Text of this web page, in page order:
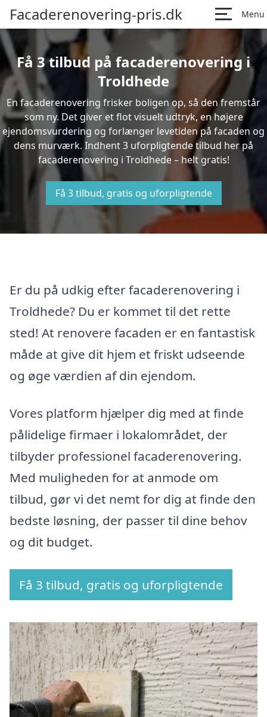
Facaderenovering-pris.dk Menu
Få 3 tilbud på facaderenovering i
Troldhede
En facaderenovering frisker boligen op, så den fremstår
som ny. Det giver et flot visuelt udtryk, en højere
ejendomsvurdering og forlænger levetiden på facaden og
dens murværk. Indhent 3 uforpligtende tilbud her på
facaderenovering i Troldhede – helt gratis!
Få 3 tilbud, gratis og uforpligtende
Er du på udkig efter facaderenovering i
Troldhede? Du er kommet til det rette
sted! At renovere facaden er en fantastisk
måde at give dit hjem et friskt udseende
og øge værdien af din ejendom.
Vores platform hjælper dig med at finde
pålidelige firmaer i lokalområdet, der
tilbyder professionel facaderenovering.
Med muligheden for at anmode om
tilbud, gør vi det nemt for dig at finde den
bedste løsning, der passer til dine behov
og dit budget.
Få 3 tilbud, gratis og uforpligtende